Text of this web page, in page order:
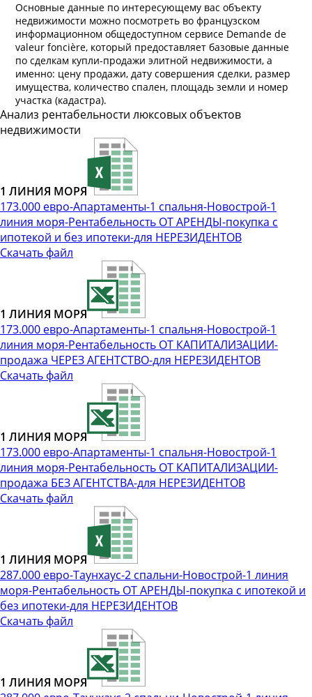
Основные данные по интересующему вас объекту
недвижимости можно посмотреть во французском
информационном общедоступном сервисе Demande de
valeur foncière, который предоставляет базовые данные
по сделкам купли-продажи элитной недвижимости, а
именно: цену продажи, дату совершения сделки, размер
имущества, количество спален, площадь земли и номер
участка (кадастра).
Анализ рентабельности люксовых объектов
недвижимости
1 ЛИНИЯ МОРЯ
173.000 евро-Апартаменты-1 спальня-Новострой-1
линия моря-Рентабельность ОТ АРЕНДЫ-покупка с
ипотекой и без ипотеки-для НЕРЕЗИДЕНТОВ
Скачать файл
1 ЛИНИЯ МОРЯ
173.000 евро-Апартаменты-1 спальня-Новострой-1
линия моря-Рентабельность ОТ КАПИТАЛИЗАЦИИ-
продажа ЧЕРЕЗ АГЕНТСТВО-для НЕРЕЗИДЕНТОВ
Скачать файл
1 ЛИНИЯ МОРЯ
173.000 евро-Апартаменты-1 спальня-Новострой-1
линия моря-Рентабельность ОТ КАПИТАЛИЗАЦИИ-
продажа БЕЗ АГЕНТСТВА-для НЕРЕЗИДЕНТОВ
Скачать файл
1 ЛИНИЯ МОРЯ
287.000 евро-Таунхаус-2 спальни-Новострой-1 линия
моря-Рентабельность ОТ АРЕНДЫ-покупка с ипотекой и
без ипотеки-для НЕРЕЗИДЕНТОВ
Скачать файл
1 ЛИНИЯ МОРЯ